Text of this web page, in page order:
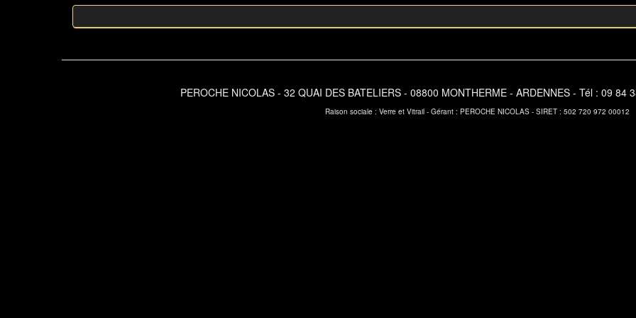
PEROCHE NICOLAS - 32 QUAI DES BATELIERS - 08800 MONTHERME - ARDENNES - Tél : 09 84
Raison sociale : Verre et Vitrail - Gérant : PEROCHE NICOLAS - SIRET : 502 720 972 00012